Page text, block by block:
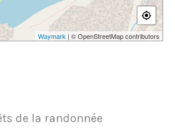
Waymark | © OpenStreetMap contributors
de la randonnée